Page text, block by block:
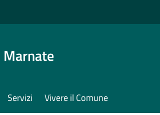
Marnate
Servizi Vivere il Comune